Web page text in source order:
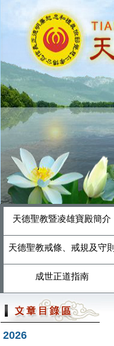
天德聖教暨凌雄寶殿簡介
天德聖教戒條、戒規及守則
成世正道指南
2026